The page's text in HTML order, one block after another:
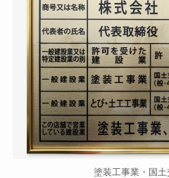
塗装工事業・国